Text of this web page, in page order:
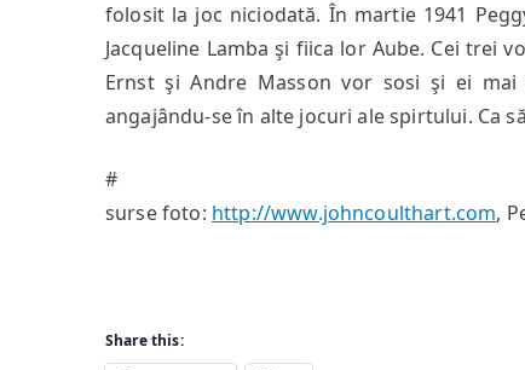
folosit la joc niciodată. În martie 1941
Jacqueline Lamba şi fiica lor Aube. Cei trei
Ernst şi Andre Masson vor sosi şi ei
angajându-se în alte jocuri ale spirtului. Ca
#
surse foto: http://www.johncoulthart.com,
Share this: